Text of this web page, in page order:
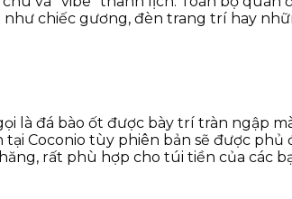
chiếc gương, đèn trang trí hay
đá bào ốt được bày trí tràn ngập
Coconio tùy phiên bản sẽ được phủ
rất phù hợp cho túi tiền của các